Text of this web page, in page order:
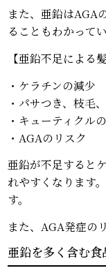
また、亜鉛はAGA
ることもわかってい
【亜鉛不足による
・ケラチンの減少
・パサつき、枝毛
・キューティクル
・AGAのリスク
亜鉛が不足すると
れやすくなります
す。
また、AGA発症の
亜鉛を多く含む食